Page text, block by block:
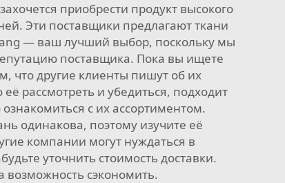
приобрести продукт высокого
Эти поставщики предлагают ткани
— ваш лучший выбор, поскольку мы
поставщика. Пока вы ищете
что другие клиенты пишут об их
рассмотреть и убедиться, подходит
с их ассортиментом.
одинакова, поэтому изучите её
компании могут нуждаться в
уточнить стоимость доставки.
возможность сэкономить.